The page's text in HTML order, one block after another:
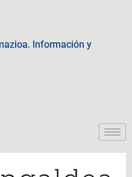
Información y